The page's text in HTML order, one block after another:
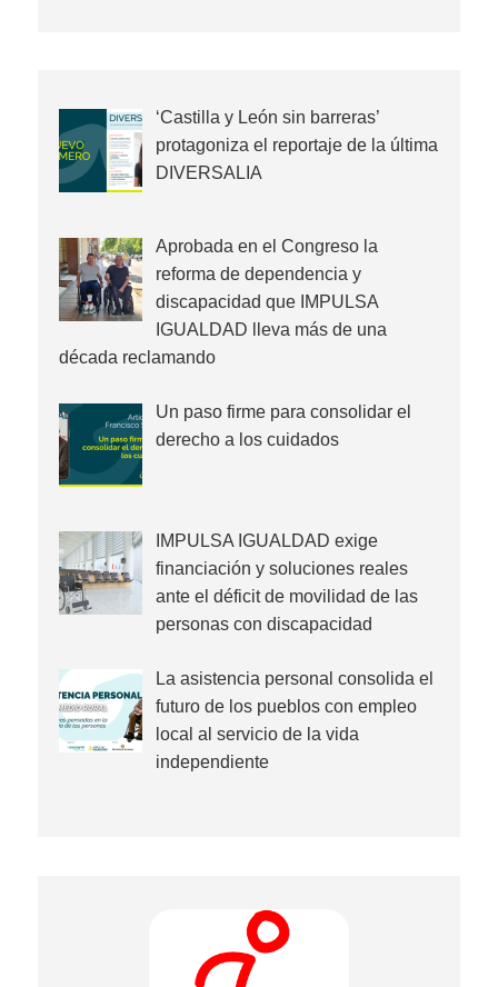
‘Castilla y León sin barreras’
protagoniza el reportaje de la última
DIVERSALIA
Aprobada en el Congreso la
reforma de dependencia y
discapacidad que IMPULSA
IGUALDAD lleva más de una
década reclamando
Un paso firme para consolidar el
derecho a los cuidados
IMPULSA IGUALDAD exige
financiación y soluciones reales
ante el déficit de movilidad de las
personas con discapacidad
La asistencia personal consolida el
futuro de los pueblos con empleo
local al servicio de la vida
independiente